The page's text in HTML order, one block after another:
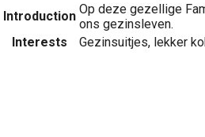
Introduction Op deze gezellige
ons gezinsleven.
Interests
Gezinsuitjes, lekker